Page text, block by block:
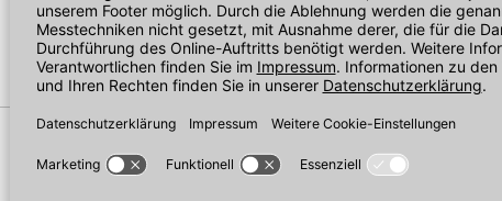
den folgenden Link um direkt zum Kontaktformular
schnellstmöglich bearbeiten.